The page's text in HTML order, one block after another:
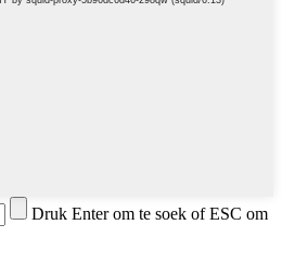
Druk Enter om te soek of ESC om